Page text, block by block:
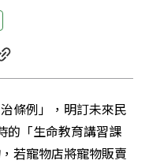
條例」，明訂未來民
的「生命教育講習課
若寵物店將寵物販賣